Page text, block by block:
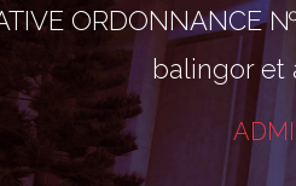
balingor